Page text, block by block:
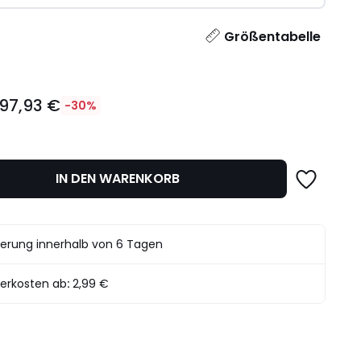
Größentabelle
€ -30%
IN DEN WARENKORB
innerhalb von 6 Tagen
ab:2,99 €